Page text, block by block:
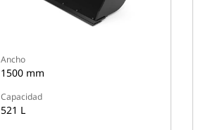
Ancho
1500 mm
Capacidad
521 L